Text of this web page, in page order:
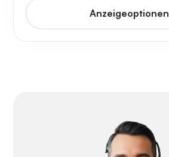
Anzeigeoptionen